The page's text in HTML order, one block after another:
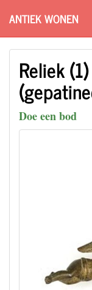
ANTIEK WONEN
Reliek
Doe een bod